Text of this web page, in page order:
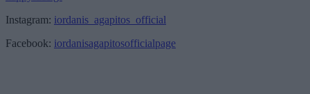
Instagram: iordanis_agapitos_official
Facebook: iordanisagapitosofficialpage